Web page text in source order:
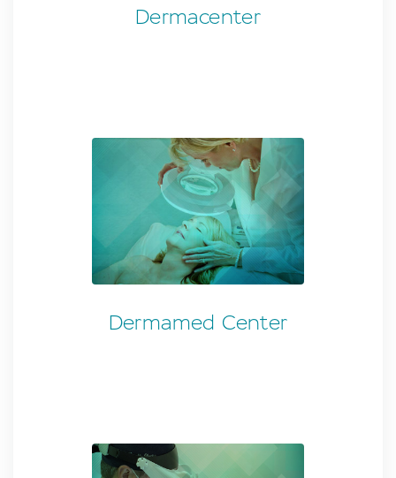
Dermacenter
Dermamed Center